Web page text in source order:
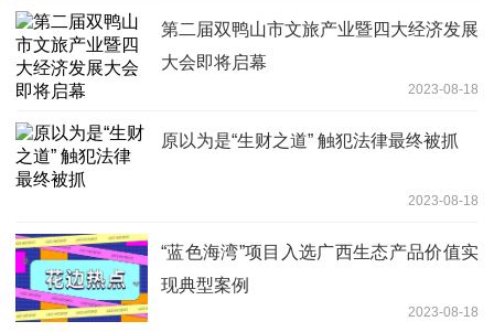
第二届双鸭山市文旅产业暨四大经济发展
大会即将启幕
2023-08-18
原以为是“生财之道” 触犯法律最终被抓
2023-08-18
“蓝色海湾”项目入选广西生态产品价值实
现典型案例
2023-08-18